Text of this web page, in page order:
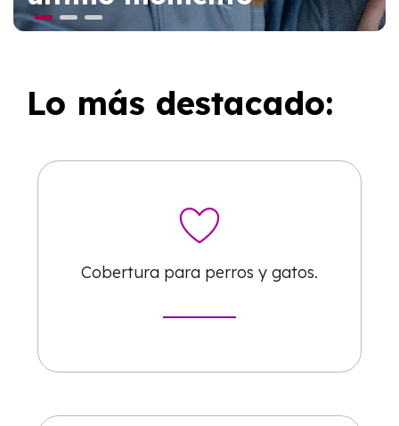
Lo más destacado:
Cobertura para perros y gatos.